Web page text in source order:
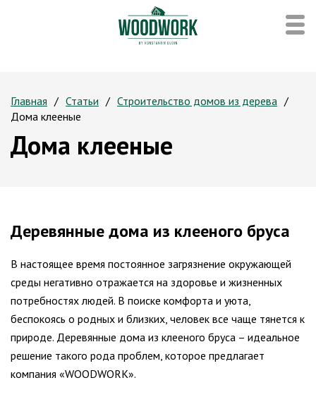
Главная Статьи
Строительство домов из дерева
Дома клееные
Дома клееные
Деревянные дома из клееного бруса
В настоящее время постоянное загрязнение окружающей
среды негативно отражается на здоровье и жизненных
потребностях людей. В поиске комфорта и уюта,
беспокоясь о родных и близких, человек все чаще тянется к
природе. Деревянные дома из клееного бруса – идеальное
решение такого рода проблем, которое предлагает
компания «WOODWORK».